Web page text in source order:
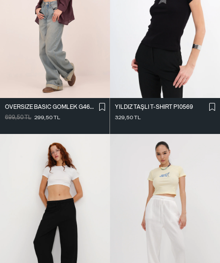
OVERSIZE BASIC GÖMLEK G4612-Z2
699,50TL 299,50TL
YILDIZ TAŞLI T-SHIRT P10569
329,50TL